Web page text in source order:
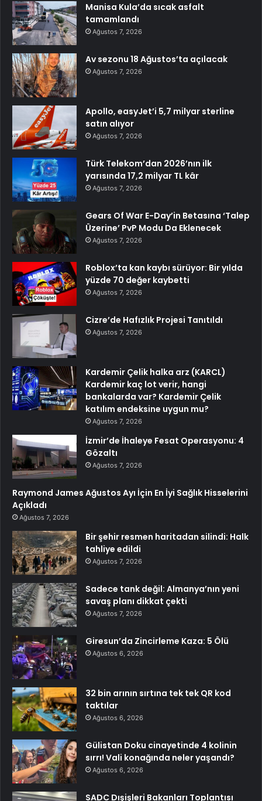
Manisa Kula’da sıcak asfalt
tamamlandı
Ağustos 7, 2026
Av sezonu 18 Ağustos’ta açılacak
Ağustos 7, 2026
Apollo, easyJet’i 5,7 milyar sterline
satın alıyor
Ağustos 7, 2026
Türk Telekom’dan 2026’nın ilk
yarısında 17,2 milyar TL kâr
Ağustos 7, 2026
Gears Of War E-Day’in Betasına ‘Talep
Üzerine’ PvP Modu Da Eklenecek
Ağustos 7, 2026
Roblox’ta kan kaybı sürüyor: Bir yılda
yüzde 70 değer kaybetti
Ağustos 7, 2026
Cizre’de Hafızlık Projesi Tanıtıldı
Ağustos 7, 2026
Kardemir Çelik halka arz (KARCL)
Kardemir kaç lot verir, hangi
bankalarda var? Kardemir Çelik
katılım endeksine uygun mu?
Ağustos 7, 2026
İzmir’de İhaleye Fesat Operasyonu: 4
Gözaltı
Ağustos 7, 2026
Raymond James Ağustos Ayı İçin En İyi Sağlık Hisselerini
Açıkladı
Ağustos 7, 2026
Bir şehir resmen haritadan silindi: Halk
tahliye edildi
Ağustos 7, 2026
Sadece tank değil: Almanya’nın yeni
savaş planı dikkat çekti
Ağustos 7, 2026
Giresun’da Zincirleme Kaza: 5 Ölü
Ağustos 6, 2026
32 bin arının sırtına tek tek QR kod
taktılar
Ağustos 6, 2026
Gülistan Doku cinayetinde 4 kolinin
sırrı! Vali konağında neler yaşandı?
Ağustos 6, 2026
SADC Dışişleri Bakanları Toplantısı